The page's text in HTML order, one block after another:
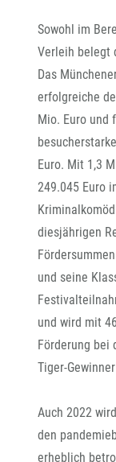
Sowohl im
Verleih belegt
Das
erfolgreiche
Mio. Euro und
Euro. Mit 1,3
249.045 Euro
diesjährigen
und seine
und wird mit
Förderung bei
Tiger-
Auch 2022
den
erheblich